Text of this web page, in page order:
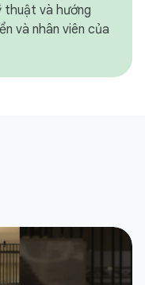
thuật và hướng
và nhân viên của